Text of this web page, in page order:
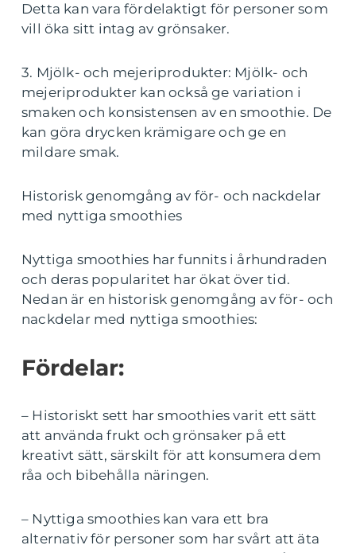
Detta kan vara fördelaktigt för personer som
vill öka sitt intag av grönsaker.
3. Mjölk- och mejeriprodukter: Mjölk- och
mejeriprodukter kan också ge variation i
smaken och konsistensen av en smoothie. De
kan göra drycken krämigare och ge en
mildare smak.
Historisk genomgång av för- och nackdelar
med nyttiga smoothies
Nyttiga smoothies har funnits i århundraden
och deras popularitet har ökat över tid.
Nedan är en historisk genomgång av för- och
nackdelar med nyttiga smoothies:
Fördelar:
– Historiskt sett har smoothies varit ett sätt
att använda frukt och grönsaker på ett
kreativt sätt, särskilt för att konsumera dem
råa och bibehålla näringen.
– Nyttiga smoothies kan vara ett bra
alternativ för personer som har svårt att äta